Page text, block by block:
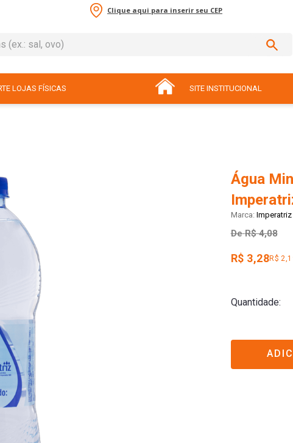
Clique aqui para inserir seu CEP
sal, ovo)
LOJAS FÍSICAS SITE INSTITUCIONAL
Água
Imperatriz
De R$ 4,08
R$ 3,28R$
Quantidade